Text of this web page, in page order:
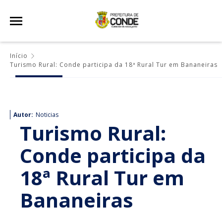
Início
Turismo Rural: Conde participa da 18ª Rural Tur em Bananeiras
Autor: Noticias
Turismo Rural:
Conde participa da
18ª Rural Tur em
Bananeiras